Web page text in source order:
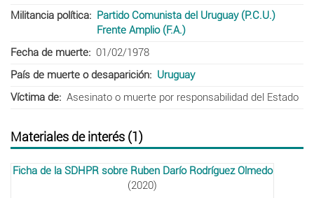
Militancia política
Partido Comunista del Uruguay (P.C.U.)
Frente Amplio (F.A.)
Fecha de muerte
01/02/1978
País de muerte o desaparición
Uruguay
Víctima de
Asesinato o muerte por responsabilidad del Estado
Materiales de interés (1)
Ficha de la SDHPR sobre Ruben Darío Rodríguez Olmedo
(2020)